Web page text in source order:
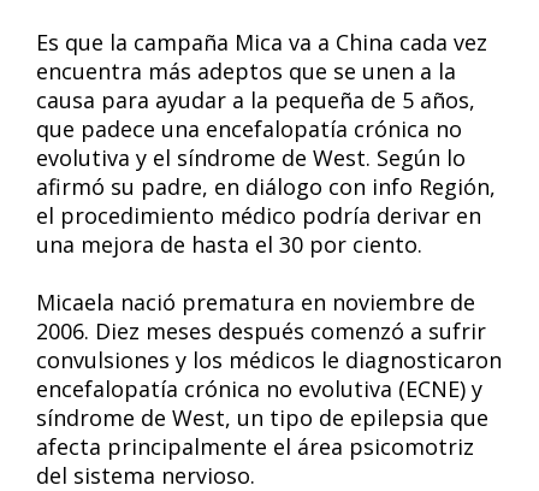
Es que la campaña Mica va a China cada vez
encuentra más adeptos que se unen a la
causa para ayudar a la pequeña de 5 años,
que padece una encefalopatía crónica no
evolutiva y el síndrome de West. Según lo
afirmó su padre, en diálogo con info Región,
el procedimiento médico podría derivar en
una mejora de hasta el 30 por ciento.
Micaela nació prematura en noviembre de
2006. Diez meses después comenzó a sufrir
convulsiones y los médicos le diagnosticaron
encefalopatía crónica no evolutiva (ECNE) y
síndrome de West, un tipo de epilepsia que
afecta principalmente el área psicomotriz
del sistema nervioso.